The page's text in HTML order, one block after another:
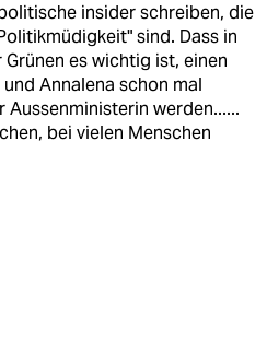
insider schreiben, die
sind. Dass in
es wichtig ist, einen
Annalena schon mal
werden......
bei vielen Menschen